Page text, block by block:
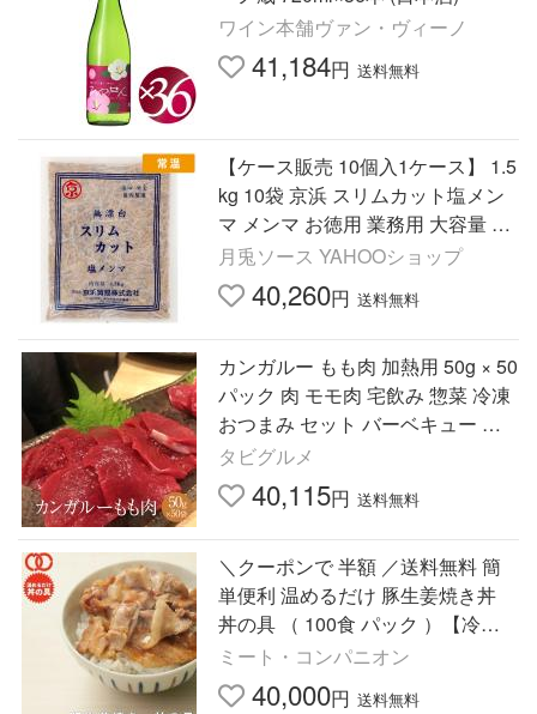
ワイン本舗ヴァン・ヴィーノ
41,184円 送料無料
【ケース販売 10個入1ケース】 1.5
kg 10袋 京浜 スリムカット塩メン
マ メンマ お徳用 業務用 大容量 京
浜貿易 ラーメン おつまみ 中華 惣
菜 国内製造 【常温便】
月兎ソース YAHOOショップ
40,260円 送料無料
カンガルー もも肉 加熱用 50g × 50
パック 肉 モモ肉 宅飲み 惣菜 冷凍
おつまみ セット バーベキュー ギ
フト プレゼント パック 業務用 大
容量 送料無料 サ…
タビグルメ
40,115円 送料無料
＼クーポンで 半額 ／送料無料 簡
単便利 温めるだけ 豚生姜焼き丼
丼の具 （ 100食 パック ）【冷凍
食品 保存食 業務用冷凍食品 冷凍
食品 時短 冷食】
ミート・コンパニオン
40,000円 送料無料